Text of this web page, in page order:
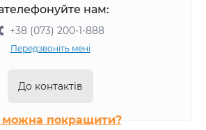
нам:
+38 (073) 200-1-888
Передзвоніть мені
До контактів
покращити?